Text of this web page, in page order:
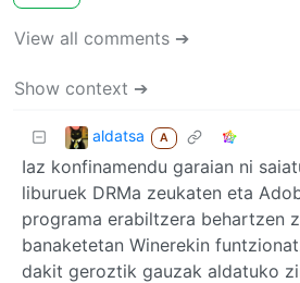
View all comments ➔
Show context ➔
aldatsa A
Iaz konfinamendu garaian ni
liburuek DRMa zeukaten eta
programa erabiltzera behartzen
banaketetan Winerekin
dakit geroztik gauzak aldatuko